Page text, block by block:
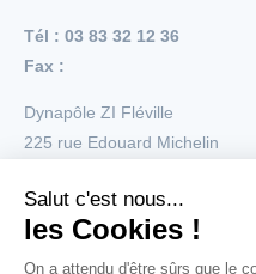
Tél : 03 83 32 12 36
Fax :
Dynapôle ZI Fléville
225 rue Edouard Michelin
Menu